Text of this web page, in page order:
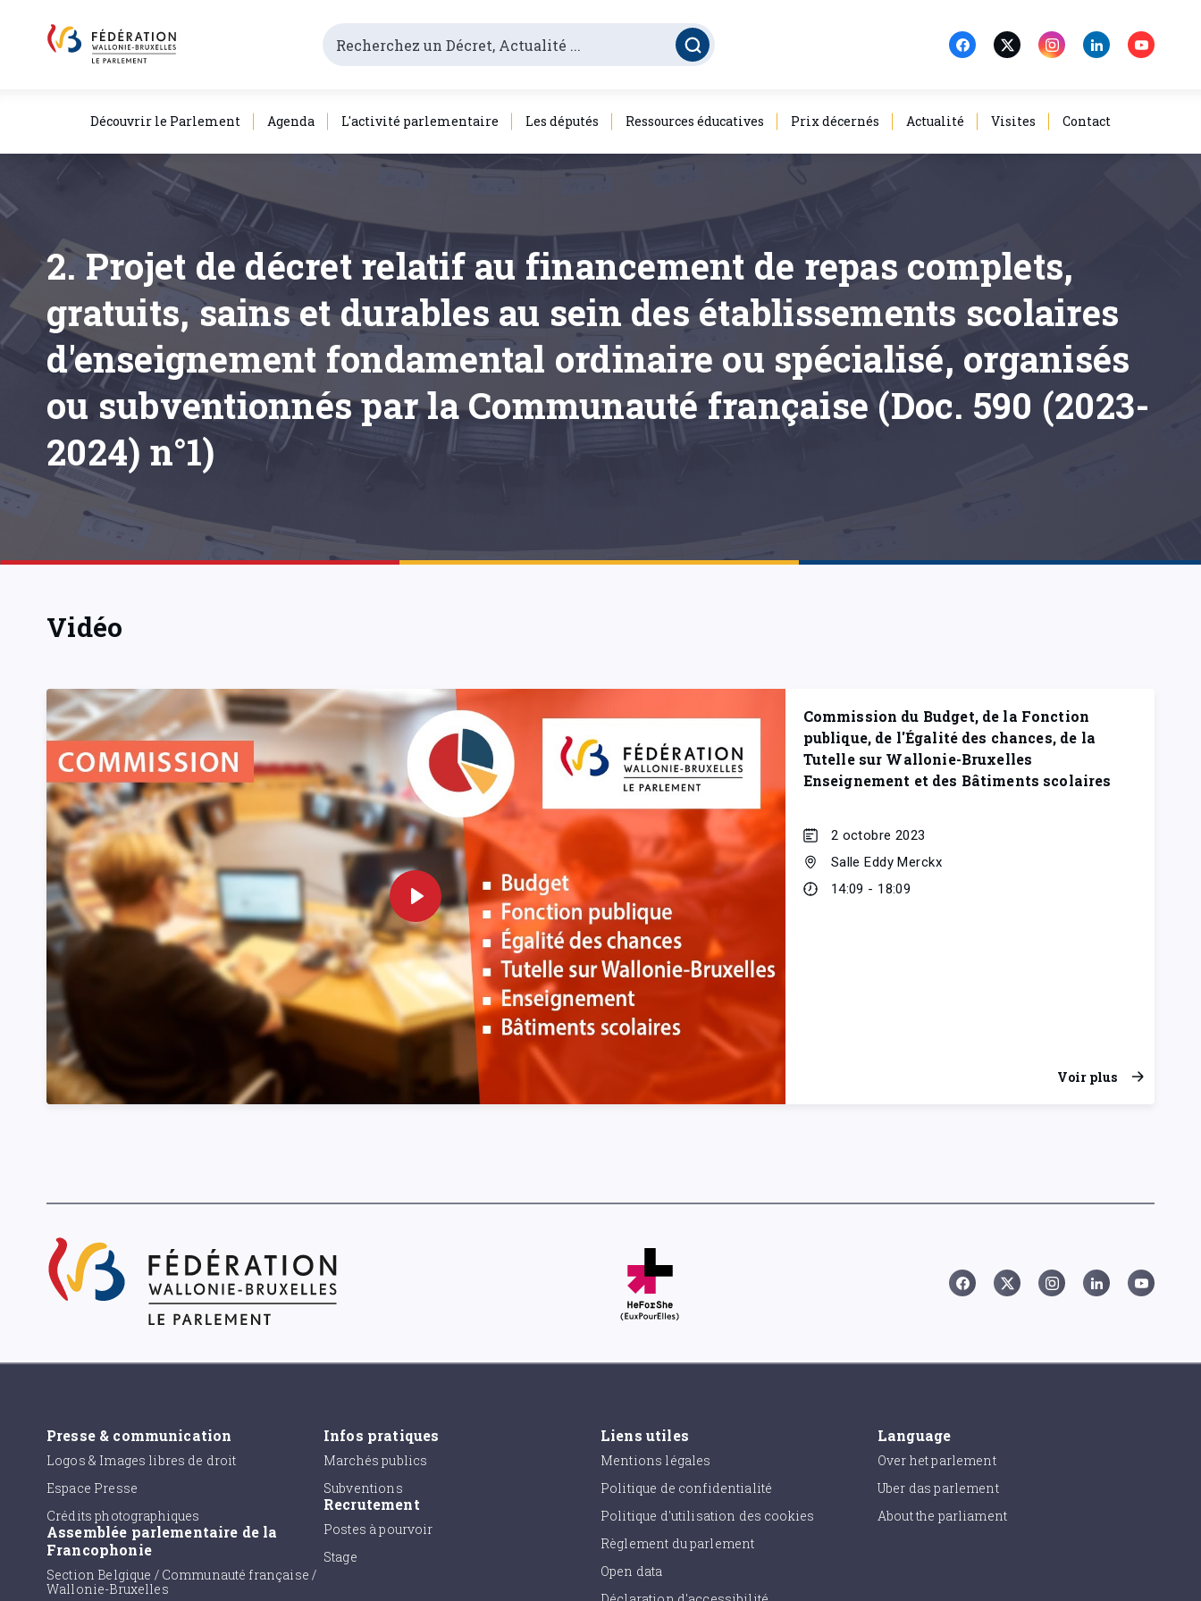
Découvrir le Parlement Agenda L'activité parlementaire Les députés Ressources éducatives Prix décernés Actualité Visites Contact
2. Projet de décret relatif au financement de repas complets,
gratuits, sains et durables au sein des établissements scolaires
d'enseignement fondamental ordinaire ou spécialisé, organisés
ou subventionnés par la Communauté française (Doc. 590 (2023-
2024) n°1)
Vidéo
Commission du Budget, de la Fonction
publique, de l'Égalité des chances, de la
Tutelle sur Wallonie-Bruxelles
Enseignement et des Bâtiments scolaires
2 octobre 2023
Salle Eddy Merckx
14:09 - 18:09
Voir plus
Presse & communication
Logos & Images libres de droit
Espace Presse
Crédits photographiques
Assemblée parlementaire de la
Francophonie
Section Belgique / Communauté française /
Wallonie-Bruxelles
Infos pratiques
Marchés publics
Subventions
Recrutement
Postes à pourvoir
Stage
Liens utiles
Mentions légales
Politique de confidentialité
Politique d'utilisation des cookies
Règlement du parlement
Open data
Language
Over het parlement
Uber das parlement
About the parliament